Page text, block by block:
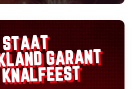
GARANT